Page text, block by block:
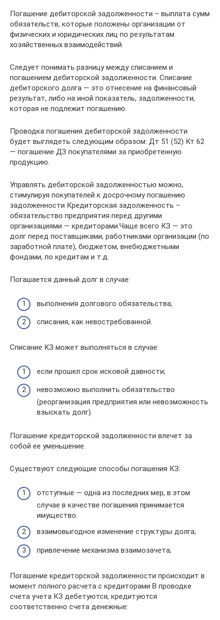
Погашение дебиторской задолженности – выплата сумм
обязательств, которые положены организации от
физических и юридических лиц по результатам
хозяйственных взаимодействий.
Следует понимать разницу между списанием и
погашением дебиторской задолженности. Списание
дебиторского долга — это отнесение на финансовый
результат, либо на иной показатель, задолженности,
которая не подлежит погашению.
Проводка погашения дебиторской задолженности
будет выглядеть следующим образом: Дт 51 (52) Кт 62
— погашение ДЗ покупателями за приобретенную
продукцию.
Управлять дебиторской задолженностью можно,
стимулируя покупателей к досрочному погашению
задолженности Кредиторская задолженность –
обязательство предприятия перед другими
организациями — кредиторами.Чаще всего КЗ — это
долг перед поставщиками, работниками организации (по
заработной плате), бюджетом, внебюджетными
фондами, по кредитам и т.д.
Погашается данный долг в случае:
выполнения долгового обязательства;
списания, как невостребованной.
Списание КЗ может выполняться в случае:
если прошел срок исковой давности;
невозможно выполнить обязательство
(реорганизация предприятия или невозможность
взыскать долг).
Погашение кредиторской задолженности влечет за
собой ее уменьшение.
Существуют следующие способы погашения КЗ:
отступные — одна из последних мер, в этом
случае в качестве погашения принимается
имущество.
взаимовыгодное изменение структуры долга;
привлечение механизма взаимозачета;
Погашение кредиторской задолженности происходит в
момент полного расчета с кредиторами В проводке
счета учета КЗ дебетуются, кредитуются
соответственно счета денежные: